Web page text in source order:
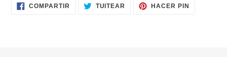
COMPARTIR COMPARTIR
EN
TUITEAR TUITEARHACER PIN